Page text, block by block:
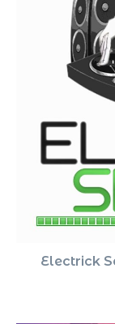
Electrick